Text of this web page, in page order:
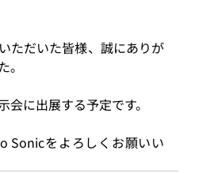
ただいた皆様、誠にありが
。
会に出展する予定です。
Sonicをよろしくお願いい